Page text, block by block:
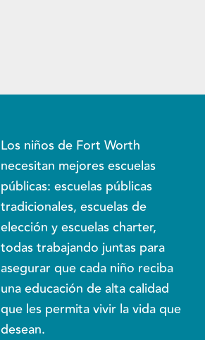
Los niños de Fort Worth
necesitan mejores escuelas
públicas: escuelas públicas
tradicionales, escuelas de
elección y escuelas charter,
todas trabajando juntas para
asegurar que cada niño reciba
una educación de alta calidad
que les permita vivir la vida que
desean.